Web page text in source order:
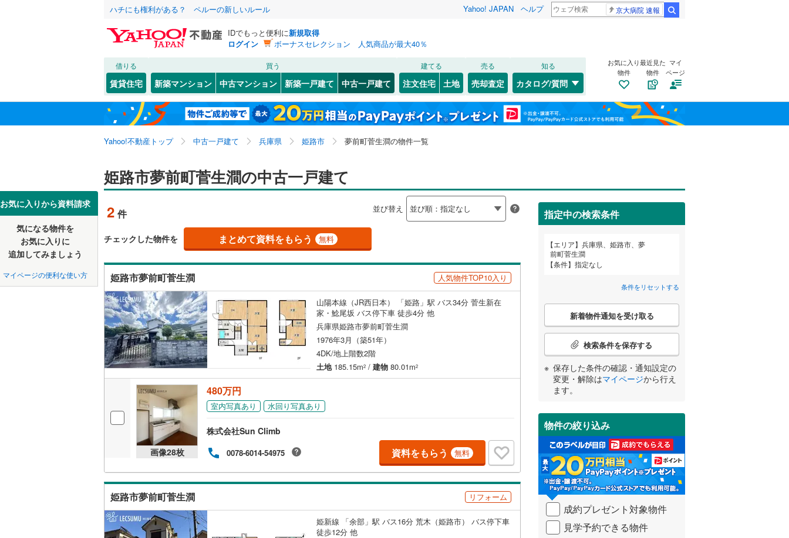
ハチにも権利がある？ ペルーの新しいルール Yahoo! JAPAN ヘルプ 京大病院 速報
IDでもっと便利に新規取得
ログイン
ボーナスセレクション 人気商品が最大40％
借りる
賃貸住宅
買う
新築マンション 中古マンション 新築一戸建て 中古一戸建て
建てる
注文住宅 土地
売る
売却査定
知る
カタログ/質問
お気に入り
物件
最近見た
物件
マイ
ページ
Yahoo!不動産トップ 中古一戸建て 兵庫県 姫路市 夢前町菅生澗の物件一覧
お気に入りから資料請求
気になる物件を
お気に入りに
追加してみましょう
マイページの便利な使い方
姫路市夢前町菅生澗の中古一戸建て
2 件 並び替え
チェックした物件を まとめて資料をもらう 無料
姫路市夢前町菅生澗 人気物件TOP10入り
山陽本線（JR西日本） 「姫路」駅 バス34分 菅生新在
家・鯰尾坂 バス停下車 徒歩4分 他
兵庫県姫路市夢前町菅生澗
1976年3月（築51年）
4DK/地上階数2階
土地185.15m2 / 建物 80.01m2
画像28枚
480万円
室内写真あり 水回り写真あり
株式会社Sun Climb
0078-6014-54975 資料をもらう 無料
姫路市夢前町菅生澗 リフォーム
姫新線 「余部」駅 バス16分 荒木（姫路市） バス停下車
徒歩12分 他
指定中の検索条件
エリア
兵庫県、姫路市、夢
前町菅生澗
条件
指定なし
条件をリセットする
こ
検
条
件
受
け
取
る
・
条
件
を
イ
ペ
新着物件通知を受け取る
検索条件を保存する
保存した条件の確認・通知設定の
変更・解除はマイページから行え
ます。
物件の絞り込み
成約プレゼント対象物件
見学予約できる物件
北海道 北海道
東北 青森 岩手 宮城 秋田 山形 福島
関東 東京 神奈川 埼玉 千葉
信越・北陸 新潟 長野 富山
三重
近畿 大阪 兵庫
中国 鳥取 島根 岡山 広島 山口
四国 徳島 香川 愛媛 高知
九州・沖縄 福岡 佐賀 長崎 熊本 鹿児島 沖縄
該当物件 0
神戸市 東灘区(70) 灘区(49) 兵庫区(10)
長田区(28) 須磨区(48) 垂水区(104)
北区
45 ) 中央区 7)
兵庫県のそのほ
かの地域
姫路市(321)
洲本市 芦屋市(30)
相生市(9) 豊岡市(6)
加古川市(49) 西脇市(12)
宝塚市(145) 三木市(7) 高砂市(16)
川西市(109) 小野市(1)
加西市 (3 丹波篠山市( (0)
丹波市 (32 ) 南あわじ市 朝来市(6)
淡路市(2) 加東市(10)
たつの市(11) 川辺郡猪名川町(40) 多可郡多可町(6)
加古郡稲美町(1)
神崎郡福崎町
揖保郡太子町(10
佐用郡佐用町 (2 ) 美方郡香美町(0 )
該当物件 0
青山(7) 網干区興浜(5) 網干区坂上(4)
網干区坂出(1) 網干区新在家(4) 網干区田井(4)
網干区浜田(3) 網干区宮内
網干区和久(1)
井ノ口(1) 大塩町(6) 大津区恵美酒町(3)
大津区勘兵衛町(2) 大津区天神町(2)
大津区天満(2)
奥山(4)
(2)
勝原区熊見
4) 勝原区宮田(4) 勝原区山戸(1)
勝原区丁(3 兼田(1 上手野(2)
川西(1) 川西台 北新在家 (1)
北原(5) 木場(1) 楠町(1)
西庄
坂田町(
飾磨区英賀(1) 飾磨区阿成(1)
飾磨区今在家( 飾磨区恵美酒(2) 飾磨区構(1)
飾磨区亀山(1) 飾磨区加茂(1 ) 飾磨区清水(1)
飾磨区須加(1) 飾磨区西浜町(1) 飾磨区富士見ケ丘町(
飾西 (1)
飾東町佐良和(1) 飾東町庄(1)
該当物件 0
JR 東海道本線（JR西日本）(0) 福知山線(0) 山陽本線（JR西日本）(
加古川線(0) 播但線(1) 姫新線(2)
赤穂線(0) 山陰本線(0) 東西線(0)
山陽新幹線(1)
地下鉄 神戸市営地下鉄西神・山手線(0)
阪急今津線(0 阪急伊丹線(0)
阪急甲陽線(0) 阪急宝塚本線(0) 阪神本線(0)
阪神武庫川線(0) 能勢電鉄妙見線(0 )
神戸電鉄有馬線(0) 神戸電鉄三田線(0) 神戸電鉄粟生線(
神戸電鉄公園都市線(0) 山陽電鉄本線(1)
神戸高速線（東西線）( ) 神戸高速線（南北線） 神戸新交通ポートアイランド線
神戸市営地下鉄北神線 ( ) 神戸新交通六甲アイランド線 北条鉄道(0)
智頭急行(0)
該当物件 0
該当物件 0
こだわり条件 リフォーム、リノベーション
リノベーション・リフォーム
（1）
築古・築30年以上（2）
設備
床暖房（0）
駐車場2台以上（0） ビルトインガレージ（0） 太陽光発電システム（0）
（1）
防犯カメラ（ 0）
バリアフリー住宅（0）
）
二世帯向け
0） 平屋・1階建て（0） 3階建て以上（0）
サービスルーム（納戸）（0）
最寄りの駅が始発駅（0） 海まで2km以内（0） 小学校まで1km以内（0）
配置、向き、建ち方、日当たり
前道6m以上（ 南道路（0）
平坦地（1）
LD
リビングダイニング15畳以上
該当物件 0
検索条件を保存しました
この検索条件の新着物件通知は、 マイページから設定できます。
保存した条件を見る
兵庫県、姫路市、夢前町菅生澗
検索条件を保存する
マイページ
お気に入りリストを見る
閉じる
お気に入りリストを見る
閉じる